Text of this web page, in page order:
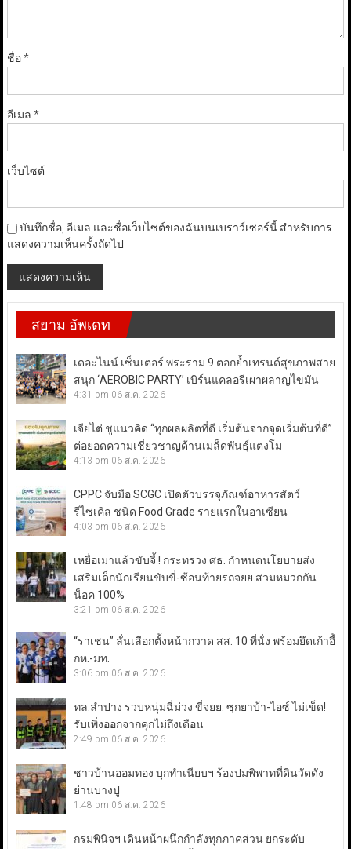
ชื่อ*
อีเมล *
เว็บไซต์
บันทึกชื่อ, อีเมล และชื่อเว็บไซต์ของฉันบนเบราว์เซอร์นี้ สำหรับการ
แสดงความเห็นครั้งถัดไป
สยาม อัพเดท
เดอะไนน์ เซ็นเตอร์ พระราม 9 ตอกย้ำเทรนด์สุขภาพสาย
สนุก ‘AEROBIC PARTY’ เบิร์นแคลอรีเผาผลาญไขมัน
4:31 pm 06 ส.ค. 2026
เจียไต๋ ชูแนวคิด “ทุกผลผลิตที่ดี เริ่มต้นจากจุดเริ่มต้นที่ดี”
ต่อยอดความเชี่ยวชาญด้านเมล็ดพันธุ์แตงโม
4:13 pm 06 ส.ค. 2026
CPPC จับมือ SCGC เปิดตัวบรรจุภัณฑ์อาหารสัตว์
รีไซเคิล ชนิด Food Grade รายแรกในอาเซียน
4:03 pm 06 ส.ค. 2026
เหยื่อเมาแล้วขับจี้ ! กระทรวง ศธ. กำหนดนโยบายส่ง
เสริมเด็กนักเรียนขับขี่-ซ้อนท้ายรถจยย.สวมหมวกกัน
น็อค 100%
3:21 pm 06 ส.ค. 2026
“ราเชน” ลั่นเลือกตั้งหน้ากวาด สส. 10 ที่นั่ง พร้อมยึดเก้าอี้
กห.-มท.
3:06 pm 06 ส.ค. 2026
ทล.ลำปาง รวบหนุ่มฉี่ม่วง ขี่จยย. ซุกยาบ้า-ไอซ์ ไม่เข็ด!
รับเพิ่งออกจากคุกไม่ถึงเดือน
2:49 pm 06 ส.ค. 2026
ชาวบ้านออมทอง บุกทำเนียบฯ ร้องปมพิพาทที่ดินวัดดัง
ย่านบางปู
1:48 pm 06 ส.ค. 2026
กรมพินิจฯ เดินหน้าผนึกกำลังทุกภาคส่วน ยกระดับ